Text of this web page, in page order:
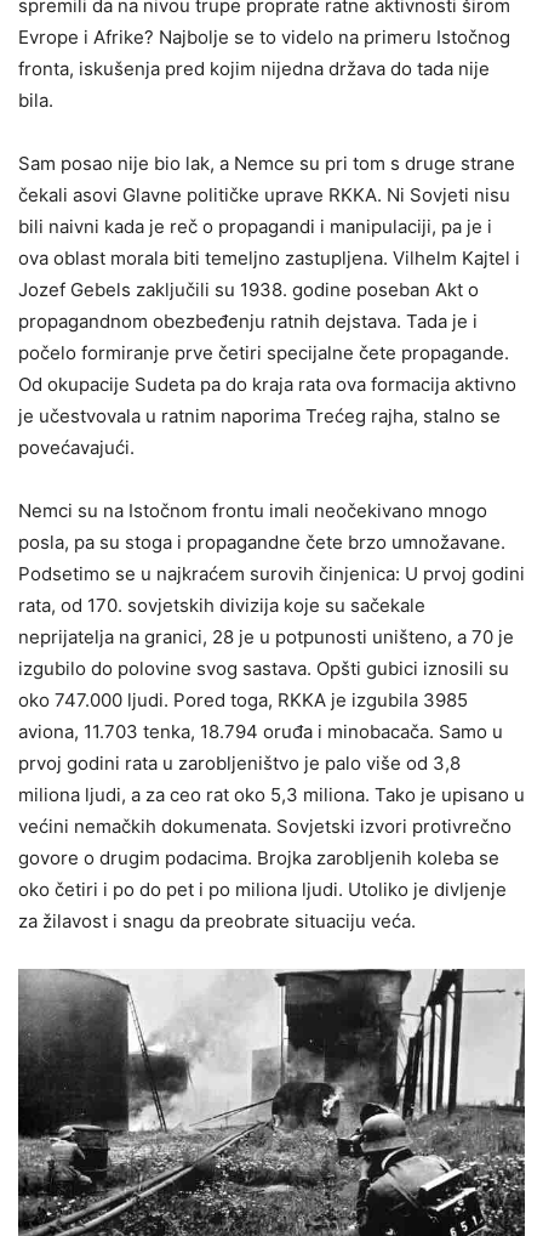
spremili da na nivou trupe proprate ratne aktivnosti širom
Evrope i Afrike? Najbolje se to videlo na primeru Istočnog
fronta, iskušenja pred kojim nijedna država do tada nije
bila.
Sam posao nije bio lak, a Nemce su pri tom s druge strane
čekali asovi Glavne političke uprave RKKA. Ni Sovjeti nisu
bili naivni kada je reč o propagandi i manipulaciji, pa je i
ova oblast morala biti temeljno zastupljena. Vilhelm Kajtel i
Jozef Gebels zaključili su 1938. godine poseban Akt o
propagandnom obezbeđenju ratnih dejstava. Tada je i
počelo formiranje prve četiri specijalne čete propagande.
Od okupacije Sudeta pa do kraja rata ova formacija aktivno
je učestvovala u ratnim naporima Trećeg rajha, stalno se
povećavajući.
Nemci su na Istočnom frontu imali neočekivano mnogo
posla, pa su stoga i propagandne čete brzo umnožavane.
Podsetimo se u najkraćem surovih činjenica: U prvoj godini
rata, od 170. sovjetskih divizija koje su sačekale
neprijatelјa na granici, 28 je u potpunosti uništeno, a 70 je
izgubilo do polovine svog sastava. Opšti gubici iznosili su
oko 747.000 lјudi. Pored toga, RKKA je izgubila 3985
aviona, 11.703 tenka, 18.794 oruđa i minobacača. Samo u
prvoj godini rata u zaroblјeništvo je palo više od 3,8
miliona lјudi, a za ceo rat oko 5,3 miliona. Tako je upisano u
većini nemačkih dokumenata. Sovjetski izvori protivrečno
govore o drugim podacima. Brojka zaroblјenih koleba se
oko četiri i po do pet i po miliona lјudi. Utoliko je divljenje
za žilavost i snagu da preobrate situaciju veća.